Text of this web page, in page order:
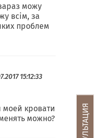
можу
всім, за
проблем
15:12:33
кровати
можно?